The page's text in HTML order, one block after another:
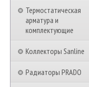
Термостатическая
арматура и
комплектующие
Коллекторы Sanline
Радиаторы PRADO